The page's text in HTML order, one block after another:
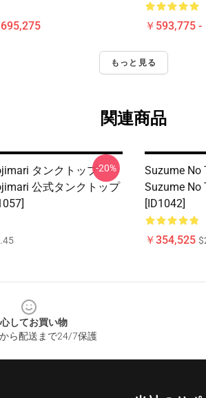
￥593,775
もっと見る
関連商品
タンクトップ -
公式タンクトップ
-20%
Suzume No
Suzume No
[ID1042]
￥354,525
してお買い物
ら配送まで24/7保護